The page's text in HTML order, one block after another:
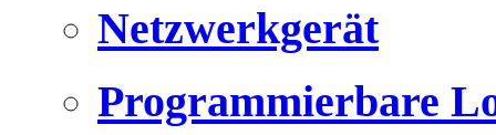
Netzwerkgerät
Programmierbare